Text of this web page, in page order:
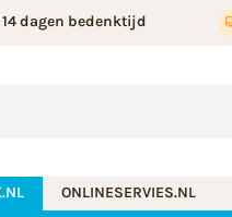
14 dagen bedenktijd
ONLINESERVIES.NL